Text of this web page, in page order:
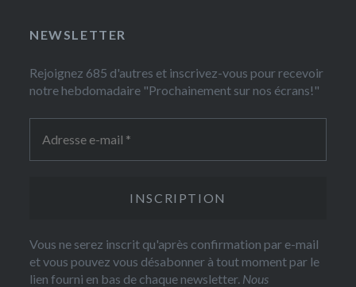
NEWSLETTER
Rejoignez 685 d'autres et inscrivez-vous pour recevoir
notre hebdomadaire "Prochainement sur nos écrans!"
Vous ne serez inscrit qu'après confirmation par e-mail
et vous pouvez vous désabonner à tout moment par le
lien fourni en bas de chaque newsletter. Nous